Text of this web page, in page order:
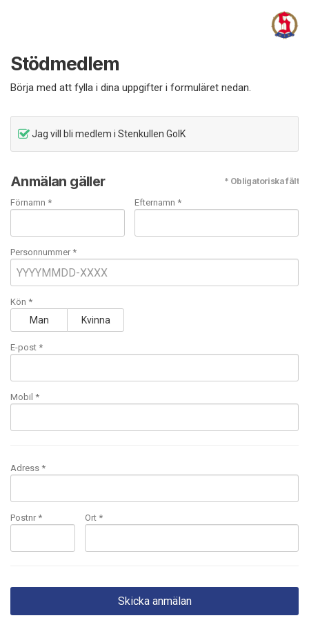
Stödmedlem
Börja med att fylla i dina uppgifter i formuläret nedan.
Jag vill bli medlem i Stenkullen GoIK
Anmälan gäller * Obligatoriska fält
Förnamn * Efternamn *
Personnummer *
Kön *
Man Kvinna
E-post *
Mobil *
Adress *
Postnr * Ort *